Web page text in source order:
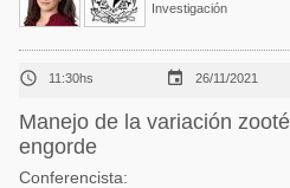
Investigación
 11:30hs  26/11/2021
Manejo de la variación
engorde
Conferencista: